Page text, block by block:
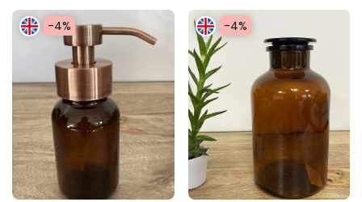
-4% -4%